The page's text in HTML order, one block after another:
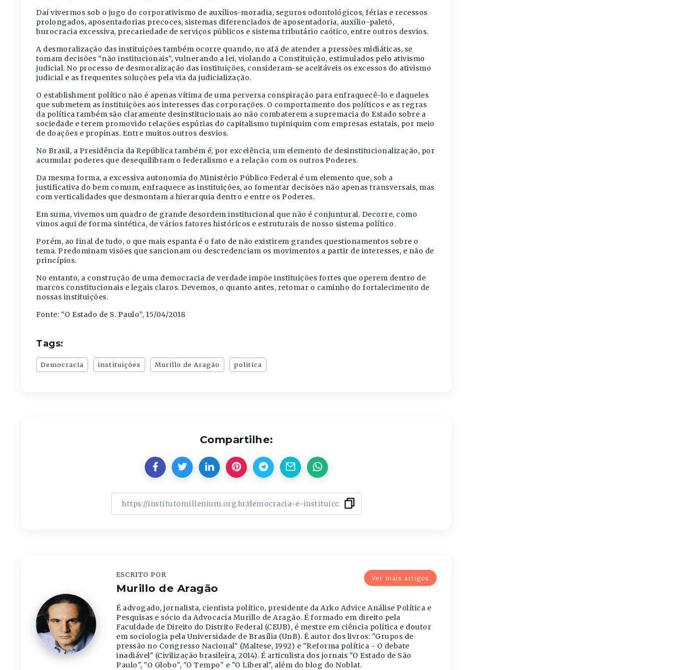
Daí vivermos sob o jugo do corporativismo de auxílios-moradia, seguros odontológicos, férias e recessos
prolongados, aposentadorias precoces, sistemas diferenciados de aposentadoria, auxílio-paletó,
burocracia excessiva, precariedade de serviços públicos e sistema tributário caótico, entre outros desvios.
A desmoralização das instituições também ocorre quando, no afã de atender a pressões midiáticas, se
tomam decisões “não institucionais”, vulnerando a lei, violando a Constituição, estimulados pelo ativismo
judicial. No processo de desmoralização das instituições, consideram-se aceitáveis os excessos do ativismo
judicial e as frequentes soluções pela via da judicialização.
O establishment político não é apenas vítima de uma perversa conspiração para enfraquecê-lo e daqueles
que submetem as instituições aos interesses das corporações. O comportamento dos políticos e as regras
da política também são claramente desinstitucionais ao não combaterem a supremacia do Estado sobre a
sociedade e terem promovido relações espúrias do capitalismo tupiniquim com empresas estatais, por meio
de doações e propinas. Entre muitos outros desvios.
No Brasil, a Presidência da República também é, por excelência, um elemento de desinstitucionalização, por
acumular poderes que desequilibram o federalismo e a relação com os outros Poderes.
Da mesma forma, a excessiva autonomia do Ministério Público Federal é um elemento que, sob a
justificativa do bem comum, enfraquece as instituições, ao fomentar decisões não apenas transversais, mas
com verticalidades que desmontam a hierarquia dentro e entre os Poderes.
Em suma, vivemos um quadro de grande desordem institucional que não é conjuntural. Decorre, como
vimos aqui de forma sintética, de vários fatores históricos e estruturais de nosso sistema político.
Porém, ao final de tudo, o que mais espanta é o fato de não existirem grandes questionamentos sobre o
tema. Predominam visões que sancionam ou descredenciam os movimentos a partir de interesses, e não de
princípios.
No entanto, a construção de uma democracia de verdade impõe instituições fortes que operem dentro de
marcos constitucionais e legais claros. Devemos, o quanto antes, retomar o caminho do fortalecimento de
nossas instituições.
Fonte: “O Estado de S. Paulo”, 15/04/2018
Tags:
Democracia instituições Murillo de Aragão politica
Compartilhe:
Ver mais artigos
ESCRITO POR
Murillo de Aragão
É advogado, jornalista, cientista político, presidente da Arko Advice Análise Política e
Pesquisas e sócio da Advocacia Murillo de Aragão. É formado em direito pela
Faculdade de Direito do Distrito Federal (CEUB), é mestre em ciência política e doutor
em sociologia pela Universidade de Brasília (UnB). É autor dos livros: "Grupos de
pressão no Congresso Nacional" (Maltese, 1992) e "Reforma política - O debate
inadiável" (Civilização brasileira, 2014). É articulista dos jornais "O Estado de São
Paulo", "O Globo", "O Tempo" e "O Liberal", além do blog do Noblat.